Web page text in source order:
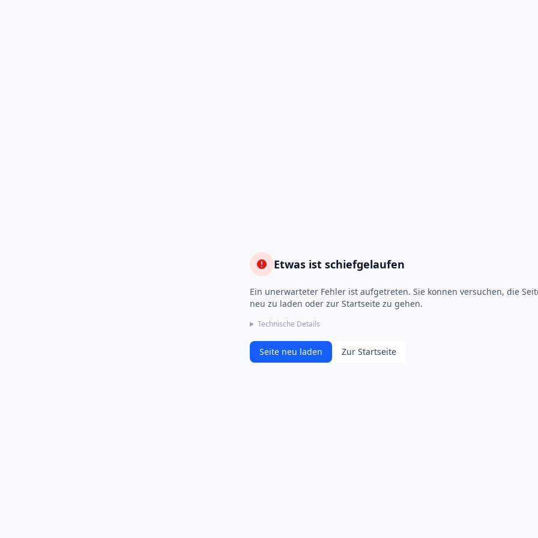
Etwas ist schiefgelaufen
Ein unerwarteter Fehler ist aufgetreten. Sie konnen versuchen, die
neu zu laden oder zur Startseite zu gehen.
Technische Details
Seite neu laden Zur Startseite